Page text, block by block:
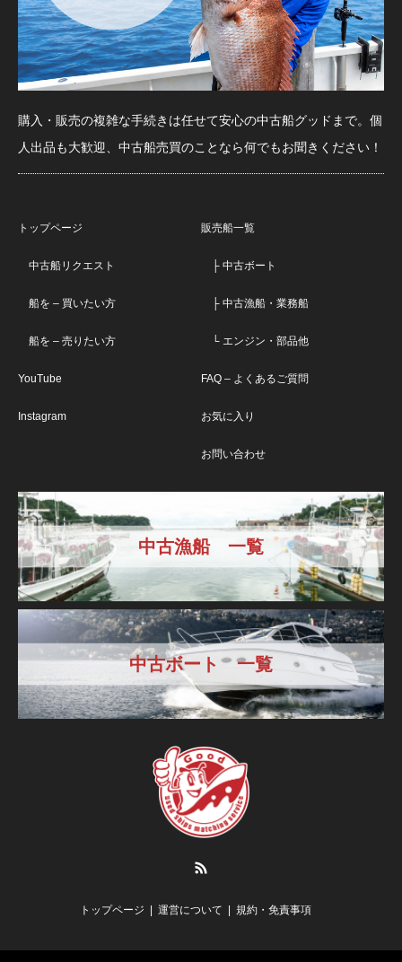
購入・販売の複雑な手続きは任せて安心の中古船グッドまで。個
人出品も大歓迎、中古船売買のことなら何でもお聞きください！
トップページ
中古船リクエスト
船を – 買いたい方
船を – 売りたい方
YouTube
Instagram
販売船一覧
├ 中古ボート
├ 中古漁船・業務船
└ エンジン・部品他
FAQ – よくあるご質問
お気に入り
お問い合わせ
中古漁船 一覧
中古ボート 一覧
トップページ 運営について 規約・免責事項